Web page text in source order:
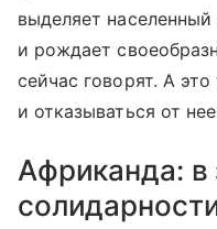
выделяет
и рождает
сейчас говорят. А
и отказываться от
Африканда: в